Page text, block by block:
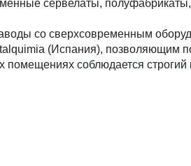
сервелаты,
со сверхсовременным
(Испания), позволяющим
соблюдается